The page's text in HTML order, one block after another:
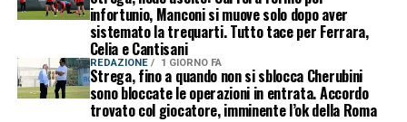
infortunio, Manconi si muove solo dopo aver
sistemato la trequarti. Tutto tace per Ferrara,
Celia e Cantisani
REDAZIONE 1 GIORNO FA
Strega, fino a quando non si sblocca Cherubini
sono bloccate le operazioni in entrata. Accordo
trovato col giocatore, imminente l’ok della Roma